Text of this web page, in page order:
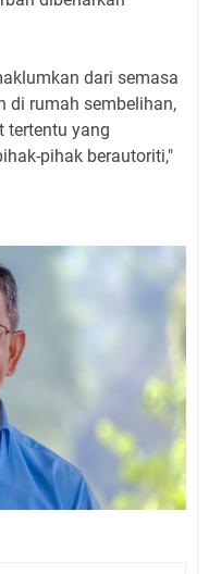
dari semasa
di rumah sembelihan,
tertentu yang
pihak berautoriti,"